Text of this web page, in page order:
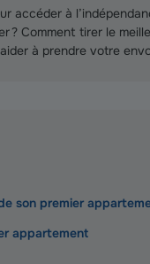
accéder à
? Comment tirer le
à prendre votre
son premier
appartement